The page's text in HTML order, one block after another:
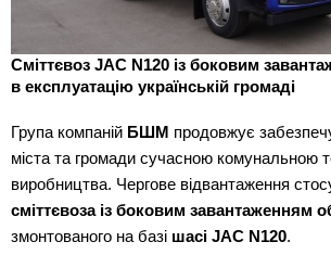
Сміттєвоз JAC N120 із боковим
в експлуатацію українській громаді
Група компаній БШМ продовжує
міста та громади сучасною комунальною
виробництва. Чергове відвантаження
сміттєвоза із боковим завантаженням
змонтованого на базі шасі JAC N120.